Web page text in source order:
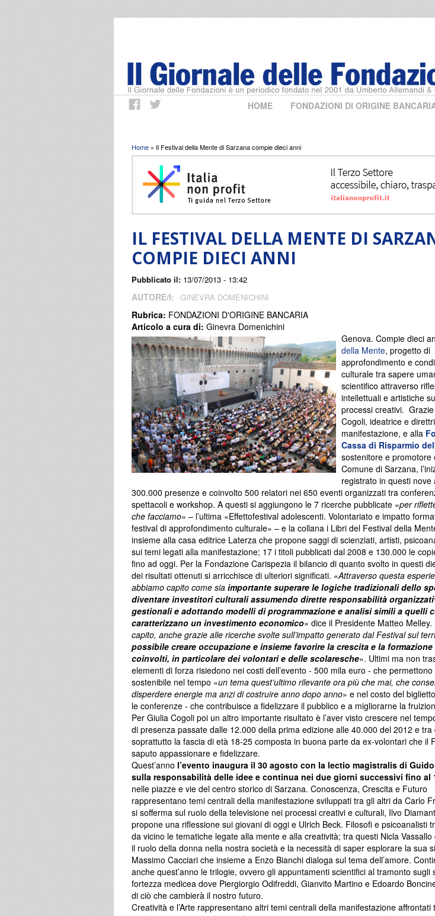
HOME FONDAZIONI DI ORIGINE
Tu sei qui
Home » Il Festival della Mente di Sarzana compie dieci anni
IL FESTIVAL DELLA MENTE DI
COMPIE DIECI ANNI
Pubblicato il: 13/07/2013 - 13:42
AUTORE/I: GINEVRA DOMENICHINI
Rubrica: FONDAZIONI D'ORIGINE BANCARIA
Articolo a cura di: Ginevra Domenichini
Genova. Compie dieci
della Mente, progetto di
approfondimento e
culturale tra sapere
scientifico attraverso
intellettuali e artistiche
processi creativi.
Cogoli, ideatrice e
manifestazione, e alla
Cassa di Risparmio
sostenitore e promotore
Comune di Sarzana,
registrato in questi nove
300.000 presenze e coinvolto 500 relatori nei 650 eventi organizzati tra
spettacoli e workshop. A questi si aggiungono le 7 ricerche pubblicate «per
che facciamo» – l’ultima «Effettofestival adolescenti. Volontariato e impatto
festival di approfondimento culturale» – e la collana i Libri del Festival della
insieme alla casa editrice Laterza che propone saggi di scienziati, artisti,
sui temi legati alla manifestazione; 17 i titoli pubblicati dal 2008 e 130.000 le
fino ad oggi. Per la Fondazione Carispezia il bilancio di quanto svolto in questi
dei risultati ottenuti si arricchisce di ulteriori significati. «Attraverso questa
abbiamo capito come sia importante superare le logiche tradizionali dello
diventare investitori culturali assumendo dirette responsabilità
gestionali e adottando modelli di programmazione e analisi simili a quelli
caratterizzano un investimento economico» dice il Presidente Matteo Melley.
capito, anche grazie alle ricerche svolte sull’impatto generato dal Festival sul
possibile creare occupazione e insieme favorire la crescita e la
coinvolti, in particolare dei volontari e delle scolaresche». Ultimi ma non
elementi di forza risiedono nei costi dell’evento - 500 mila euro - che
sostenibile nel tempo «un tema quest’ultimo rilevante ora più che mai, che
disperdere energie ma anzi di costruire anno dopo anno» e nel costo del
le conferenze - che contribuisce a fidelizzare il pubblico e a migliorarne la
Per Giulia Cogoli poi un altro importante risultato è l’aver visto crescere nel
di presenza passate dalle 12.000 della prima edizione alle 40.000 del 2012 e tra
soprattutto la fascia di età 18-25 composta in buona parte da ex-volontari che il
saputo appassionare e fidelizzare.
Quest’anno l’evento inaugura il 30 agosto con la lectio magistralis di
sulla responsabilità delle idee e continua nei due giorni successivi fino al
nelle piazze e vie del centro storico di Sarzana. Conoscenza, Crescita e Futuro
rappresentano temi centrali della manifestazione sviluppati tra gli altri da Carlo
si sofferma sul ruolo della televisione nei processi creativi e culturali, Ilvo
propone una riflessione sui giovani di oggi e Ulrich Beck. Filosofi e psicoanalisti
da vicino le tematiche legate alla mente e alla creatività; tra questi Nicla Vassallo
il ruolo della donna nella nostra società e la necessità di saper esplorare la sua
Massimo Cacciari che insieme a Enzo Bianchi dialoga sul tema dell’amore.
anche quest’anno le trilogie, ovvero gli appuntamenti scientifici al tramonto sugli
fortezza medicea dove Piergiorgio Odifreddi, Gianvito Martino e Edoardo
di ciò che cambierà il nostro futuro.
Creatività e l’Arte rappresentano altri temi centrali della manifestazione affrontati